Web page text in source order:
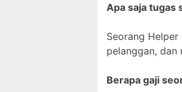
Apa saja tugas
Seorang
pelanggan, dan
Berapa gaji